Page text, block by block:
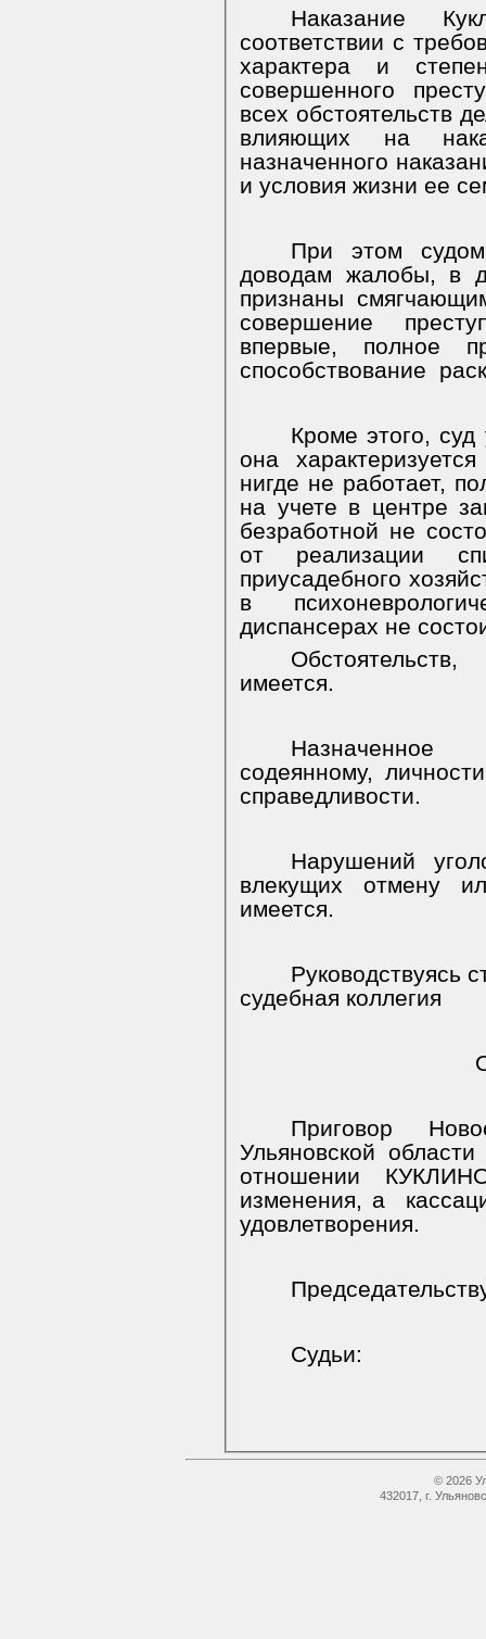
Наказание
соответствии с
характера и
совершенного
всех обстоятельств
влияющих на
назначенного
и условия жизни ее
При этом
доводам жалобы, в
признаны
совершение
впервые, полное
способствование
Кроме этого,
она
нигде не работает,
на учете в центре
безработной не
от реализации
приусадебного
в
диспансерах не
имеется.
содеянному,
справедливости.
Нарушений
влекущих отмену
имеется.
Руководствуясь
судебная коллегия
Приговор
Ульяновской
отношении
изменения, а
удовлетворения.
Судьи:
© 2026
432017, г.